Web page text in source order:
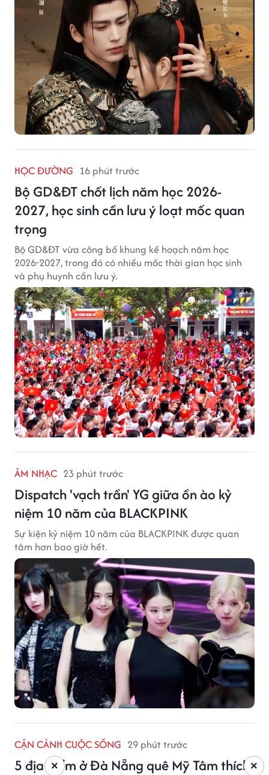
HỌC ĐƯỜNG 16 phút trước
Bộ GD&ĐT chốt lịch năm học 2026-
2027, học sinh cần lưu ý loạt mốc quan
trọng
Bộ GD&ĐT vừa công bố khung kế hoạch năm học
2026-2027, trong đó có nhiều mốc thời gian học sinh
và phụ huynh cần lưu ý.
ÂM NHẠC 23 phút trước
Dispatch 'vạch trần' YG giữa ồn ào kỷ
niệm 10 năm của BLACKPINK
Sự kiện kỷ niệm 10 năm của BLACKPINK được quan
tâm hơn bao giờ hết.
CẬN CẢNH CUỘC SỐNG 29 phút trước
5 địa điểm ở Đà Nẵng quê Mỹ Tâm thích ×
×